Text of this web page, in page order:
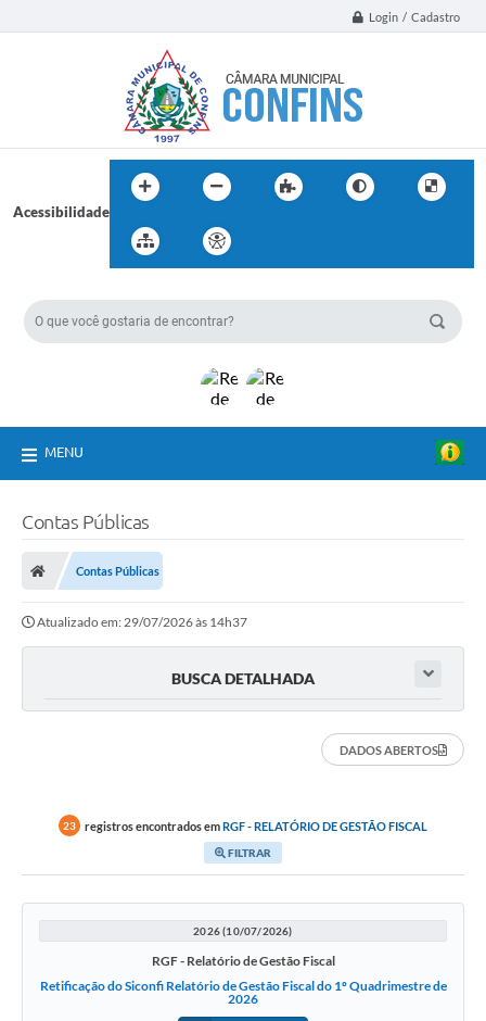
Login / Cadastro
Acessibilidade
MENU
Contas Públicas
Contas Públicas
Atualizado em: 29/07/2026 às 14h37
BUSCA DETALHADA
DADOS ABERTOS
23 registros encontrados emRGF - RELATÓRIO DE GESTÃO FISCAL
FILTRAR
2026 (10/07/2026)
RGF - Relatório de Gestão Fiscal
Retificação do Siconfi Relatório de Gestão Fiscal do 1º Quadrimestre de
2026